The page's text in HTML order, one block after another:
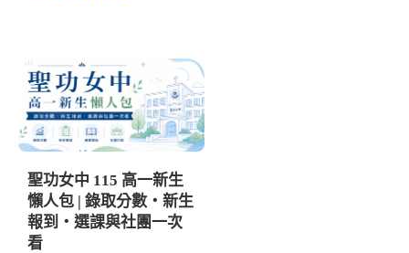
聖功女中 115 高一新生
懶人包 | 錄取分數・新生
報到・選課與社團一次
看